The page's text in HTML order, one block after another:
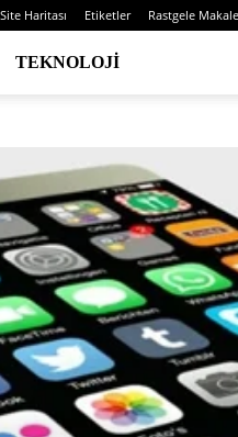
Site Haritası Etiketler Rastgele Makale
TEKNOLOJI